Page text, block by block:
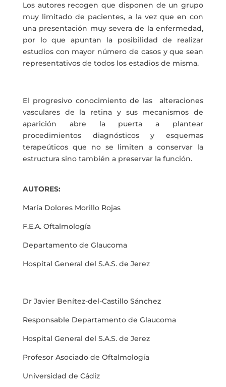
Los autores recogen que disponen de un grupo
muy limitado de pacientes, a la vez que en con
una presentación muy severa de la enfermedad,
por lo que apuntan la posibilidad de realizar
estudios con mayor número de casos y que sean
representativos de todos los estadios de misma.
El progresivo conocimiento de las alteraciones
vasculares de la retina y sus mecanismos de
aparición abre la puerta a plantear
procedimientos diagnósticos y esquemas
terapeúticos que no se limiten a conservar la
estructura sino también a preservar la función.
AUTORES:
María Dolores Morillo Rojas
F.E.A. Oftalmología
Departamento de Glaucoma
Hospital General del S.A.S. de Jerez
Dr Javier Benítez-del-Castillo Sánchez
Responsable Departamento de Glaucoma
Hospital General del S.A.S. de Jerez
Profesor Asociado de Oftalmología
Universidad de Cádiz